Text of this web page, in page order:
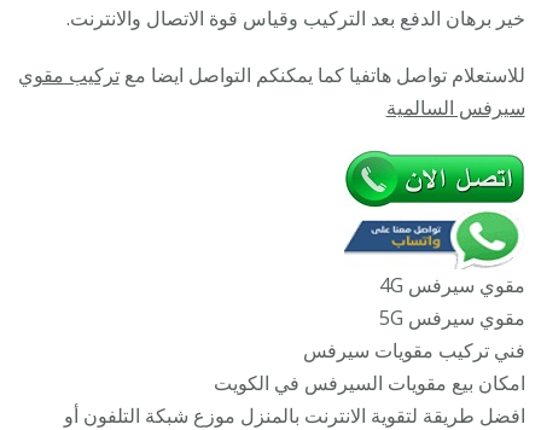
أصلي
خير برهان الدفع بعد التركيب وقياس قوة الاتصال والانترنت.
للاستعلام تواصل هاتفيا كما يمكنكم التواصل ايضا معتركيب مقوي
سيرفس السالمية
مقوي سيرفس 4G
مقوي سيرفس 5G
فني تركيب مقويات سيرفس
امكان بيع مقويات السيرفس في الكويت
افضل طريقة لتقوية الانترنت بالمنزل موزع شبكة التلفون أو